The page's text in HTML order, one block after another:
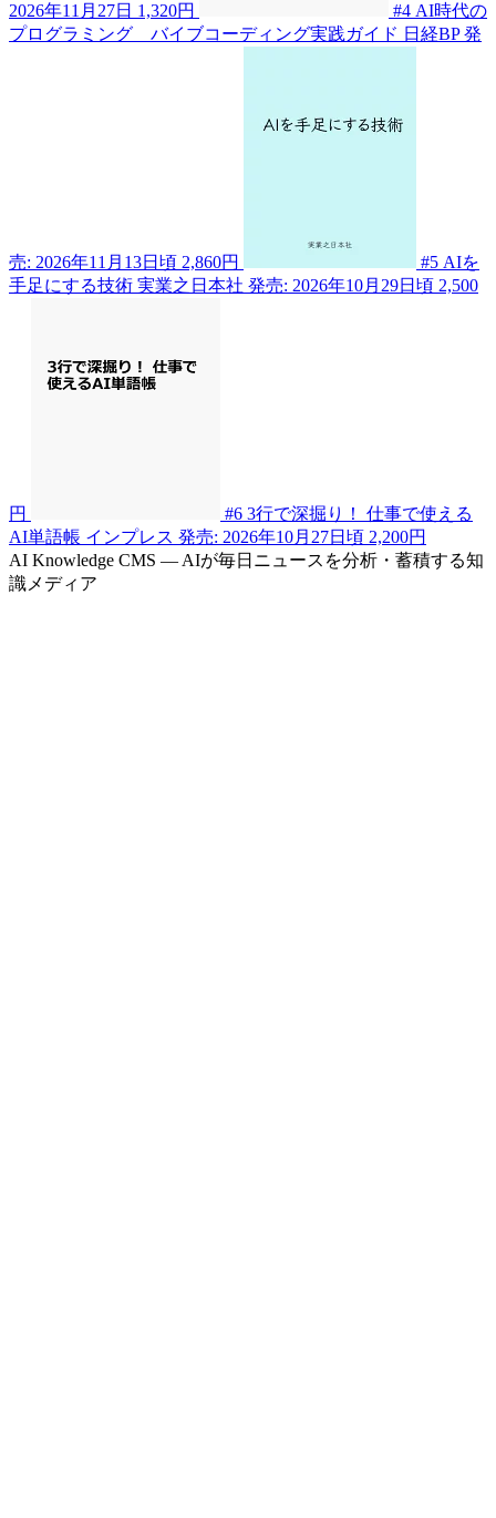
2026年11月27日 1,320円 #4 AI時代の
プログラミング バイブコーディング実践ガイド 日経BP 発
売: 2026年11月13日頃 2,860円 #5 AIを
手足にする技術 実業之日本社 発売: 2026年10月29日頃 2,500
円 #6 3行で深掘り！ 仕事で使える
AI単語帳 インプレス 発売: 2026年10月27日頃 2,200円
AI Knowledge CMS — AIが毎日ニュースを分析・蓄積する知
識メディア